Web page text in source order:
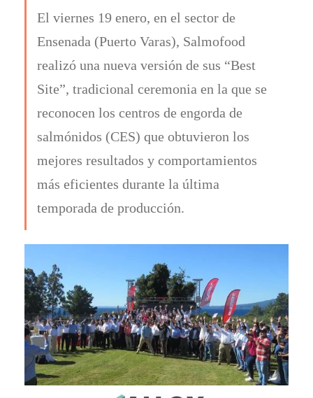
El viernes 19 enero, en el sector de
Ensenada (Puerto Varas), Salmofood
realizó una nueva versión de sus “Best
Site”, tradicional ceremonia en la que se
reconocen los centros de engorda de
salmónidos (CES) que obtuvieron los
mejores resultados y comportamientos
más eficientes durante la última
temporada de producción.